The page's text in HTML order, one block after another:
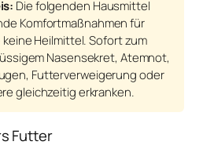
Die folgenden Hausmittel
Komfortmaßnahmen für
Heilmittel. Sofort zum
Nasensekret, Atemnot,
Futterverweigerung oder
gleichzeitig erkranken.
Futter